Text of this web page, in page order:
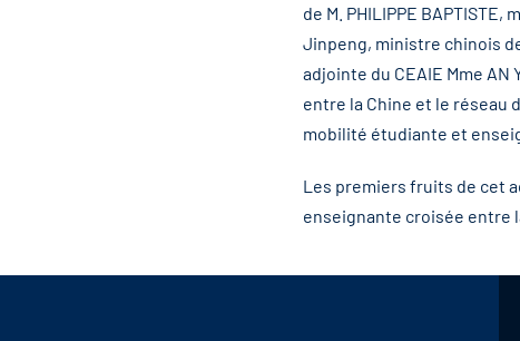
de M. PHILIPPE BAPTISTE,
Jinpeng, ministre chinois
adjointe du CEAIE Mme
entre la Chine et le réseau
mobilité étudiante et
Les premiers fruits de cet
enseignante croisée entre